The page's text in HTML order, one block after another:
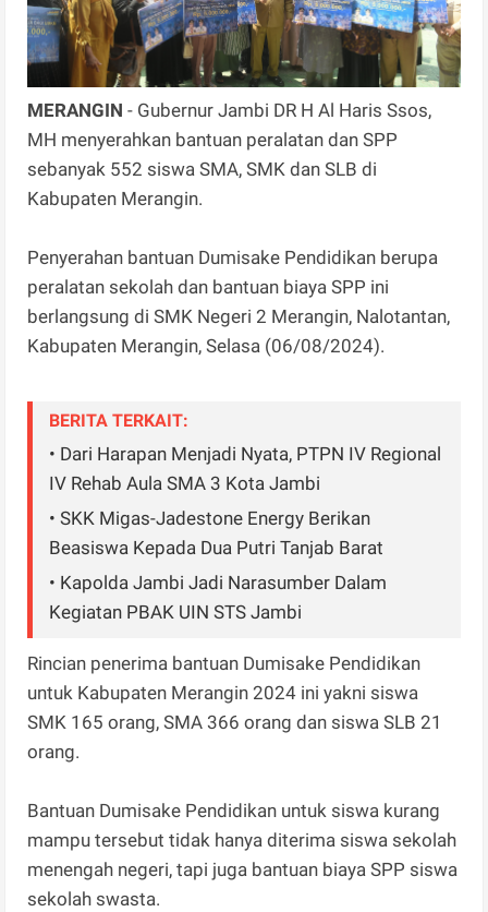
MERANGIN - Gubernur Jambi DR H Al Haris Ssos,
MH menyerahkan bantuan peralatan dan SPP
sebanyak 552 siswa SMA, SMK dan SLB di
Kabupaten Merangin.
Penyerahan bantuan Dumisake Pendidikan berupa
peralatan sekolah dan bantuan biaya SPP ini
berlangsung di SMK Negeri 2 Merangin, Nalotantan,
Kabupaten Merangin, Selasa (06/08/2024).
BERITA TERKAIT:
• Dari Harapan Menjadi Nyata, PTPN IV Regional
IV Rehab Aula SMA 3 Kota Jambi
• SKK Migas-Jadestone Energy Berikan
Beasiswa Kepada Dua Putri Tanjab Barat
• Kapolda Jambi Jadi Narasumber Dalam
Kegiatan PBAK UIN STS Jambi
Rincian penerima bantuan Dumisake Pendidikan
untuk Kabupaten Merangin 2024 ini yakni siswa
SMK 165 orang, SMA 366 orang dan siswa SLB 21
orang.
Bantuan Dumisake Pendidikan untuk siswa kurang
mampu tersebut tidak hanya diterima siswa sekolah
menengah negeri, tapi juga bantuan biaya SPP siswa
sekolah swasta.